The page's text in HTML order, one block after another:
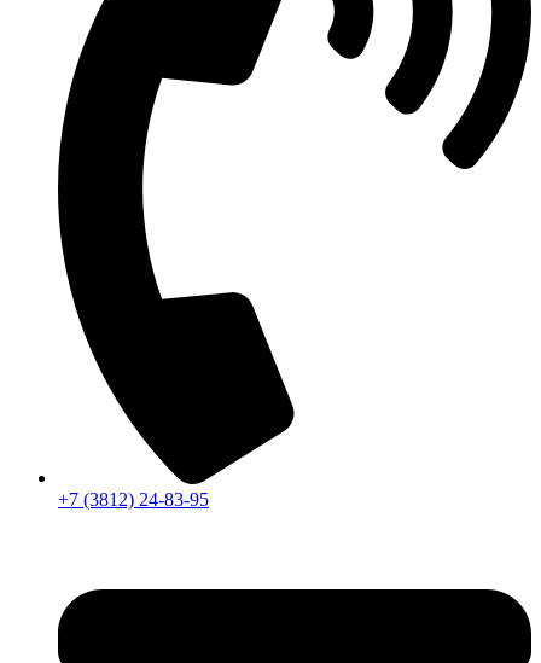
+7 (3812) 24-83-95